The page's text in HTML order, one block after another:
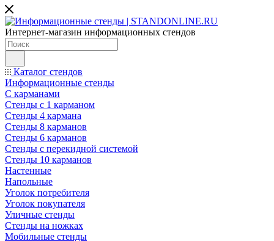
Интернет-магазин информационных стендов
Каталог стендов
Информационные стенды
С карманами
Стенды с 1 карманом
Стенды 4 кармана
Стенды 8 карманов
Стенды 6 карманов
Стенды с перекидной системой
Стенды 10 карманов
Настенные
Напольные
Уголок потребителя
Уголок покупателя
Уличные стенды
Стенды на ножках
Мобильные стенды